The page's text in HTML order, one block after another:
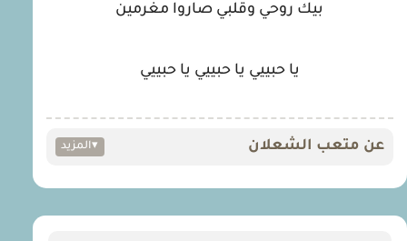
بيك روحي وقلبي صاروا مغرمين
يا حبييي يا حبييي يا حبييي
عن متعب الشعلان ▾المزيد